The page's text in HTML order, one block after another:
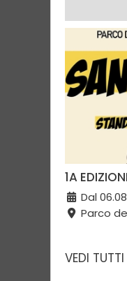
1A
Dal
Parco
VEDI